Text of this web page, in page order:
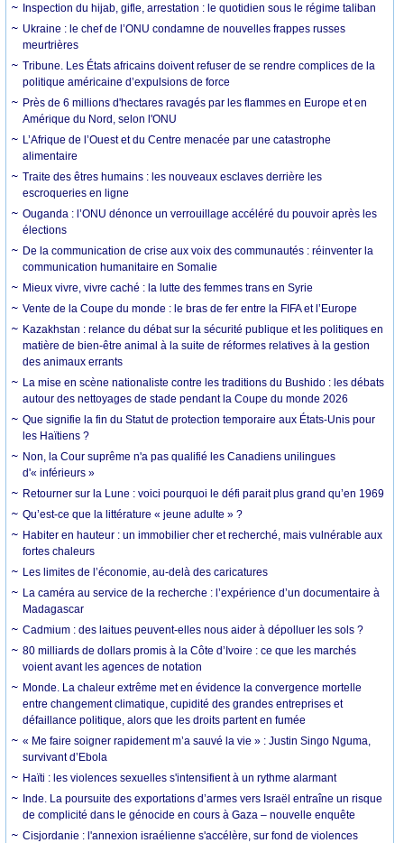
Inspection du hijab, gifle, arrestation : le quotidien sous le régime taliban
Ukraine : le chef de l’ONU condamne de nouvelles frappes russes
meurtrières
Tribune. Les États africains doivent refuser de se rendre complices de la
politique américaine d’expulsions de force
Près de 6 millions d'hectares ravagés par les flammes en Europe et en
Amérique du Nord, selon l'ONU
L’Afrique de l’Ouest et du Centre menacée par une catastrophe
alimentaire
Traite des êtres humains : les nouveaux esclaves derrière les
escroqueries en ligne
Ouganda : l’ONU dénonce un verrouillage accéléré du pouvoir après les
élections
De la communication de crise aux voix des communautés : réinventer la
communication humanitaire en Somalie
Mieux vivre, vivre caché : la lutte des femmes trans en Syrie
Vente de la Coupe du monde : le bras de fer entre la FIFA et l’Europe
Kazakhstan : relance du débat sur la sécurité publique et les politiques en
matière de bien-être animal à la suite de réformes relatives à la gestion
des animaux errants
La mise en scène nationaliste contre les traditions du Bushido : les débats
autour des nettoyages de stade pendant la Coupe du monde 2026
Que signifie la fin du Statut de protection temporaire aux États-Unis pour
les Haïtiens ?
Non, la Cour suprême n'a pas qualifié les Canadiens unilingues
d'« inférieurs »
Retourner sur la Lune : voici pourquoi le défi parait plus grand qu’en 1969
Qu’est-ce que la littérature « jeune adulte » ?
Habiter en hauteur : un immobilier cher et recherché, mais vulnérable aux
fortes chaleurs
Les limites de l’économie, au-delà des caricatures
La caméra au service de la recherche : l’expérience d’un documentaire à
Madagascar
Cadmium : des laitues peuvent-elles nous aider à dépolluer les sols ?
80 milliards de dollars promis à la Côte d’Ivoire : ce que les marchés
voient avant les agences de notation
Monde. La chaleur extrême met en évidence la convergence mortelle
entre changement climatique, cupidité des grandes entreprises et
défaillance politique, alors que les droits partent en fumée
« Me faire soigner rapidement m’a sauvé la vie » : Justin Singo Nguma,
survivant d’Ebola
Haïti : les violences sexuelles s'intensifient à un rythme alarmant
Inde. La poursuite des exportations d’armes vers Israël entraîne un risque
de complicité dans le génocide en cours à Gaza – nouvelle enquête
Cisjordanie : l'annexion israélienne s'accélère, sur fond de violences